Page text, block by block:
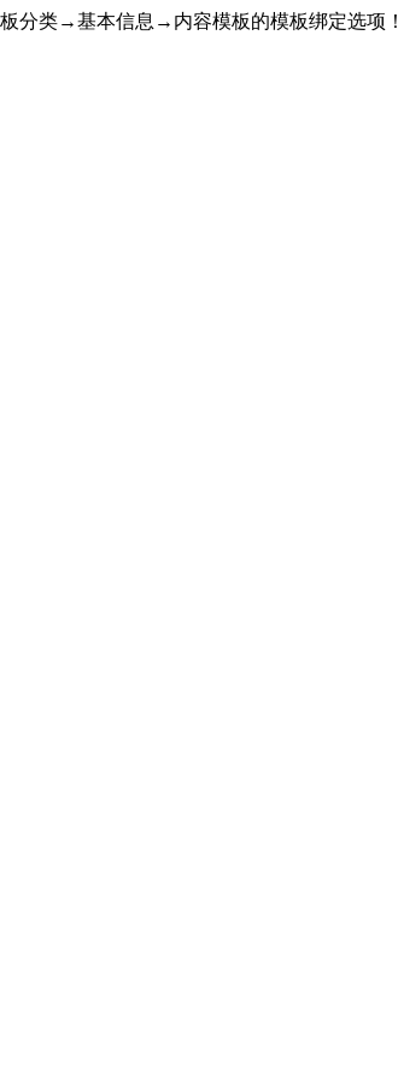
分类→基本信息→内容模板的模板绑定选项！